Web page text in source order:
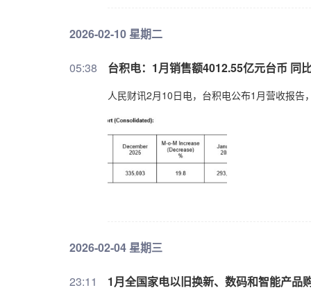
2026-02-10 星期二
05:38 台积电：1月销售额4012.55亿元台币 同
人民财讯2月10日电，台积电公布1月营收报
2026-02-04 星期三
23:11 1月全国家电以旧换新、数码和智能产品